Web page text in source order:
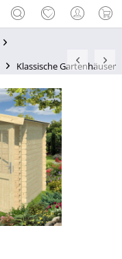
Klassische Gartenhäuser